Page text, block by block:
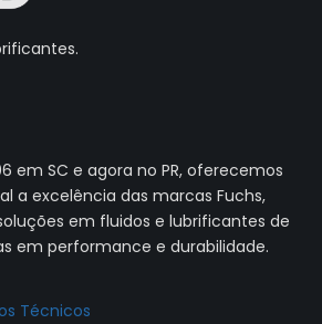
em SC e agora no PR, oferecemos
a excelência das marcasFuchs,
em fluidos e lubrificantes de
em performance e durabilidade.
Técnicos